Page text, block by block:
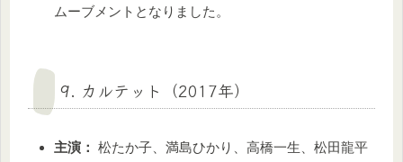
ムーブメントとなりました。
9. カルテット（2017年）
主演： 松たか子、満島ひかり、高橋一生、松田龍平